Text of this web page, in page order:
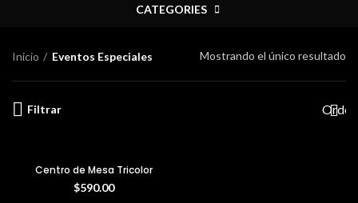
CATEGORIES
Inicio Eventos Especiales Mostrando el único resultado
Filtrar
Centro de Mesa Tricolor
$590.00